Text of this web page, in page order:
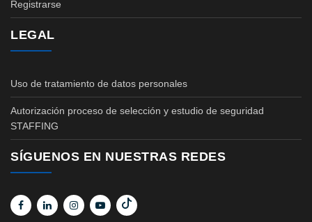
Registrarse
LEGAL
Uso de tratamiento de datos personales
Autorización proceso de selección y estudio de seguridad
STAFFING
SÍGUENOS EN NUESTRAS REDES